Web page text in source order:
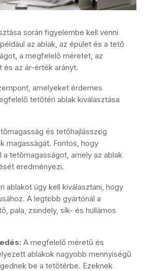
során figyelembe kell venni
az ablak, az épület és a tető
a megfelelő méretet, az
és az ár-érték arányt.
amelyeket érdemes
tetőtéri ablak kiválasztása
és tetőhajlásszög
magasságát. Fontos, hogy
tetőmagasságot, amely az ablak
eredményezi.
ablakot úgy kell kiválasztani, hogy
A legtöbb gyártónál a
pala, zsindely, sík- és hullámos
A megfelelő méretű és
ablakok nagyobb mennyiségű
be a tetőtérbe. Ezeknek